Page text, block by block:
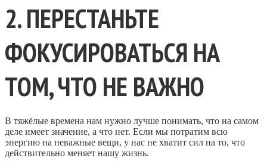
2. ПЕРЕСТАНЬТЕ
ФОКУСИРОВАТЬСЯ НА
ТОМ, ЧТО НЕ ВАЖНО
В тяжёлые времена нам нужно лучше понимать, что на самом
деле имеет значение, а что нет. Если мы потратим всю
энергию на неважные вещи, у нас не хватит сил на то, что
действительно меняет нашу жизнь.